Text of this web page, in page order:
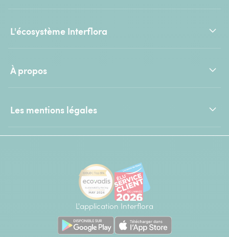
L'écosystème Interflora
À propos
Les mentions légales
L'application Interflora